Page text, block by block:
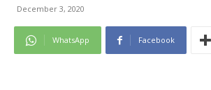
December 3, 2020
WhatsApp Facebook